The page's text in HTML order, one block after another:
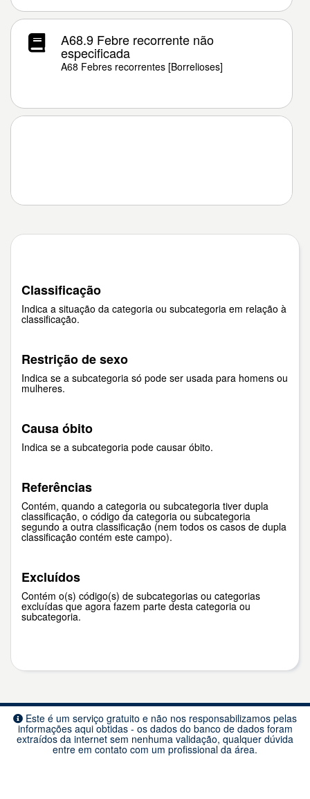
A68.9 Febre recorrente não
especificada
A68 Febres recorrentes [Borrelioses]
Classificação
Indica a situação da categoria ou subcategoria em relação à
classificação.
Restrição de sexo
Indica se a subcategoria só pode ser usada para homens ou
mulheres.
Causa óbito
Indica se a subcategoria pode causar óbito.
Referências
Contém, quando a categoria ou subcategoria tiver dupla
classificação, o código da categoria ou subcategoria
segundo a outra classificação (nem todos os casos de dupla
classificação contém este campo).
Excluídos
Contém o(s) código(s) de subcategorias ou categorias
excluídas que agora fazem parte desta categoria ou
subcategoria.
Este é um serviço gratuito e não nos responsabilizamos pelas
informações aqui obtidas - os dados do banco de dados foram
extraídos da internet sem nenhuma validação, qualquer dúvida
entre em contato com um profissional da área.